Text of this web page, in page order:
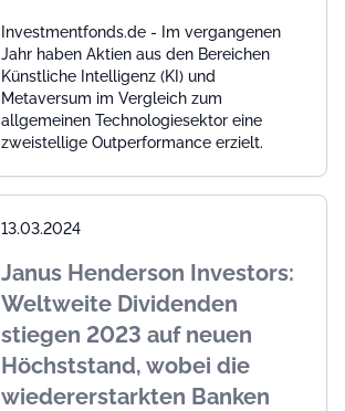
Investmentfonds.de - Im vergangenen
Jahr haben Aktien aus den Bereichen
Künstliche Intelligenz (KI) und
Metaversum im Vergleich zum
allgemeinen Technologiesektor eine
zweistellige Outperformance erzielt.
13.03.2024
Janus Henderson Investors:
Weltweite Dividenden
stiegen 2023 auf neuen
Höchststand, wobei die
wiedererstarkten Banken